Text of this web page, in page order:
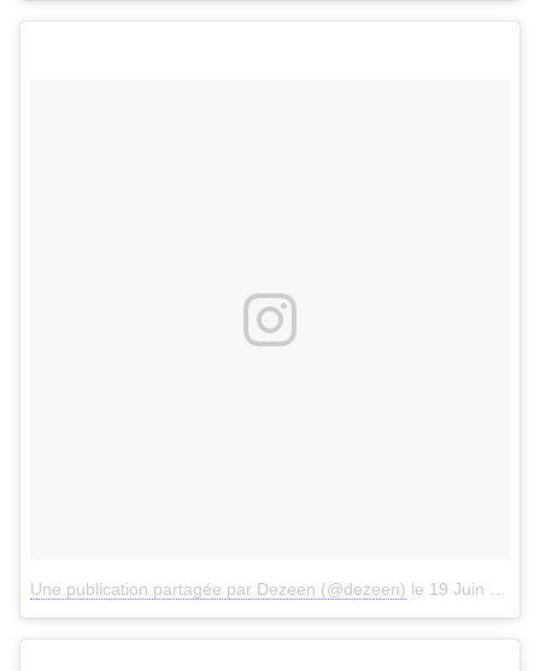
Une publication partagée par Dezeen (@dezeen) le 19 Juin 2017 à 10h08 PDT